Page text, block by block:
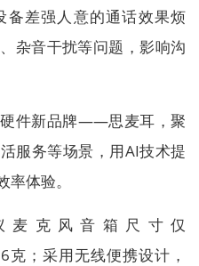
备差强人意的通话效果烦
杂音干扰等问题，影响沟
件新品牌——思麦耳，聚
服务等场景，用AI技术提
体验。
麦克风音箱尺寸仅
；采用无线便携设计，